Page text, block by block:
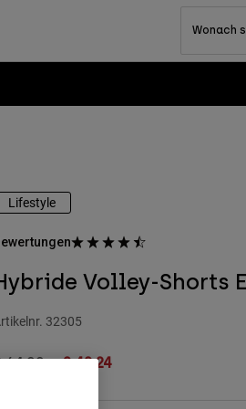
Wonach
Lifestyle
Volley-Shorts
32305
reduced from
64,99to€ 42,24